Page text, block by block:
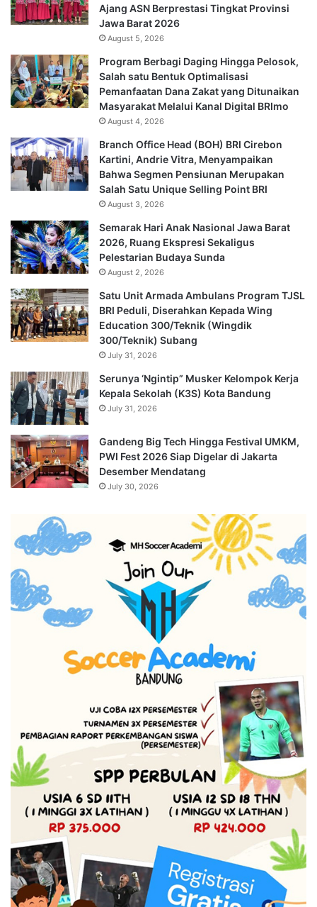
Ajang ASN Berprestasi Tingkat Provinsi
Jawa Barat 2026
August 5, 2026
Program Berbagi Daging Hingga Pelosok,
Salah satu Bentuk Optimalisasi
Pemanfaatan Dana Zakat yang Ditunaikan
Masyarakat Melalui Kanal Digital BRImo
August 4, 2026
Branch Office Head (BOH) BRI Cirebon
Kartini, Andrie Vitra, Menyampaikan
Bahwa Segmen Pensiunan Merupakan
Salah Satu Unique Selling Point BRI
August 3, 2026
Semarak Hari Anak Nasional Jawa Barat
2026, Ruang Ekspresi Sekaligus
Pelestarian Budaya Sunda
August 2, 2026
Satu Unit Armada Ambulans Program TJSL
BRI Peduli, Diserahkan Kepada Wing
Education 300/Teknik (Wingdik
300/Teknik) Subang
July 31, 2026
Serunya ‘Ngintip” Musker Kelompok Kerja
Kepala Sekolah (K3S) Kota Bandung
July 31, 2026
Gandeng Big Tech Hingga Festival UMKM,
PWI Fest 2026 Siap Digelar di Jakarta
Desember Mendatang
July 30, 2026